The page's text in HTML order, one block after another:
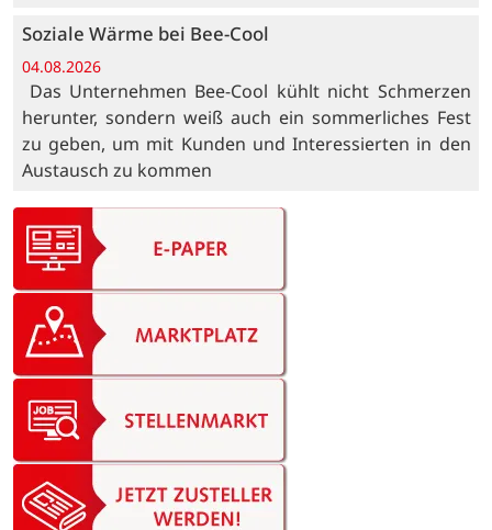
Soziale Wärme bei Bee-Cool
04.08.2026
Das Unternehmen Bee-Cool kühlt nicht Schmerzen
herunter, sondern weiß auch ein sommerliches Fest
zu geben, um mit Kunden und Interessierten in den
Austausch zu kommen